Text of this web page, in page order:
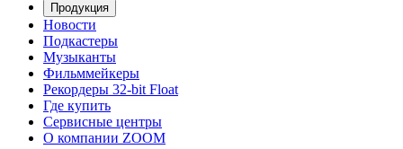
Продукция
Новости
Подкастеры
Музыканты
Фильммейкеры
Рекордеры 32-bit Float
Где купить
Сервисные центры
О компании ZOOM